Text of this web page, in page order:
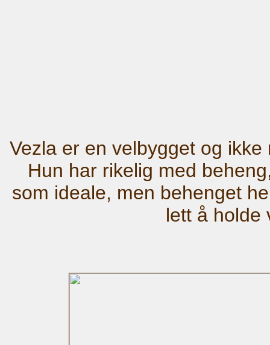
Vezla er en velbygget og
Hun har rikelig med
som ideale, men behenget
lett å holde